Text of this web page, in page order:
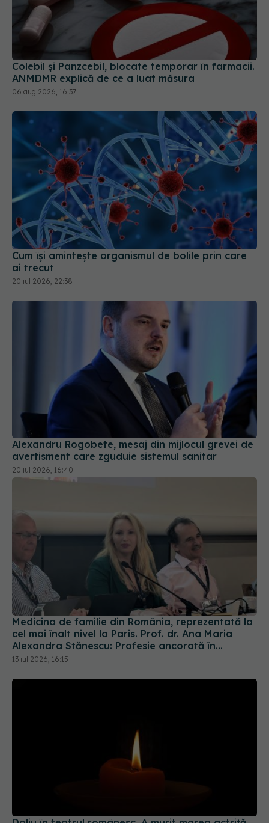
Colebil și Panzcebil, blocate temporar în farmacii.
ANMDMR explică de ce a luat măsura
Cum își amintește organismul de bolile prin care
ai trecut
20 iul 2026, 22:38
Alexandru Rogobete, mesaj din mijlocul grevei de
avertisment care zguduie sistemul sanitar
20 iul 2026, 16:40
Medicina de familie din România, reprezentată la
cel mai înalt nivel la Paris. Prof. dr. Ana Maria
Alexandra Stănescu: Profesie ancorată în
comunitate
13 iul 2026, 16:15
Doliu în teatrul românesc. A murit marea actriță